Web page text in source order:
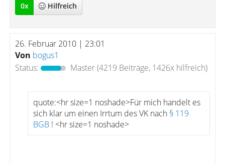
0x Hilfreich
26. Februar 2010 | 23:01
Von bogus1
Status:
Master(4219 Beiträge, 1426x hilfreich)
quote:<hr size=1 noshade>Für mich handelt es
sich klar um einen Irrtum des VK nach § 119
BGB! <hr size=1 noshade>